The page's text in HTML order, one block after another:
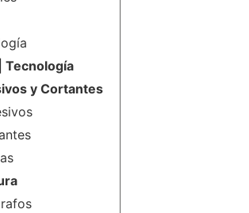
Tecnología
y Cortantes